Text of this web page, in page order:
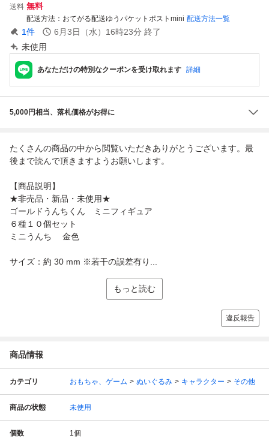
送料 無料
配送方法 おてがる配送ゆうパケットポストmini 配送方法一覧
1件 6月3日（水）16時23分 終了
未使用
あなただけの特別なクーポンを受け取れます 詳細
5,000円相当、落札価格がお得に
たくさんの商品の中から閲覧いただきありがとうございます。最
後まで読んで頂きますようお願いします。
【商品説明】
★非売品・新品・未使用★
ゴールドうんちくん ミニフィギュア
６種１０個セット
ミニうんち 金色
サイズ：約 30 mm ※若干の誤差有り...
もっと読む
違反報告
商品情報
カテゴリ おもちゃ、ゲーム ぬいぐるみ キャラクター その他
商品の状態 未使用
個数 1個